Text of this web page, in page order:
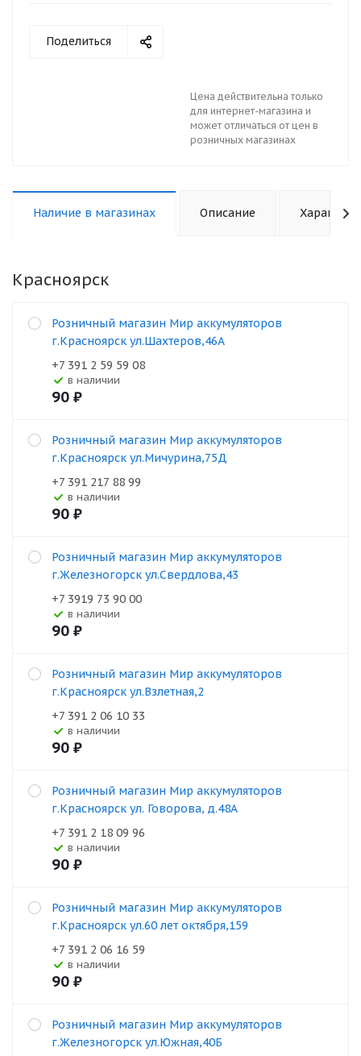
Поделиться
Цена действительна только
для интернет-магазина и
может отличаться от цен в
розничных магазинах
Наличие в магазинах Описание
Красноярск
Розничный магазин Мир аккумуляторов
г.Красноярск ул.Шахтеров,46А
+7 391 2 59 59 08
В наличии
90 ₽
Розничный магазин Мир аккумуляторов
г.Красноярск ул.Мичурина,75Д
+7 391 217 88 99
В наличии
90 ₽
Розничный магазин Мир аккумуляторов
г.Железногорск ул.Свердлова,43
+7 3919 73 90 00
В наличии
90 ₽
Розничный магазин Мир аккумуляторов
г.Красноярск ул.Взлетная,2
+7 391 2 06 10 33
В наличии
90 ₽
Розничный магазин Мир аккумуляторов
г.Красноярск ул. Говорова, д.48А
+7 391 2 18 09 96
В наличии
90 ₽
Розничный магазин Мир аккумуляторов
г.Красноярск ул.60 лет октября,159
+7 391 2 06 16 59
В наличии
90 ₽
Розничный магазин Мир аккумуляторов
г.Железногорск ул.Южная,40Б